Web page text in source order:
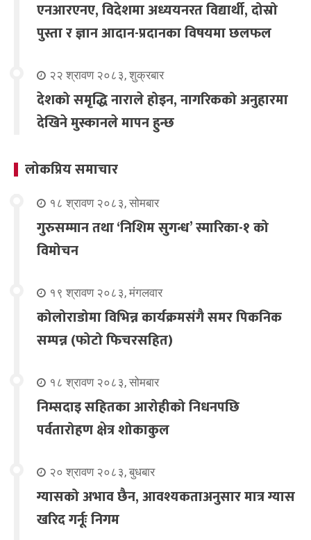
एनआरएनए, विदेशमा अध्ययनरत विद्यार्थी, दोस्रो
पुस्ता र ज्ञान आदान-प्रदानका विषयमा छलफल
२२ श्रावण २०८३, शुक्रबार
देशको समृद्धि नाराले होइन, नागरिकको अनुहारमा
देखिने मुस्कानले मापन हुन्छ
लोकप्रिय समाचार
१८ श्रावण २०८३, सोमबार
गुरुसम्मान तथा ‘निशिम सुगन्ध’ स्मारिका-१ को
विमोचन
१९ श्रावण २०८३, मंगलवार
कोलोराडोमा विभिन्न कार्यक्रमसंगै समर पिकनिक
सम्पन्न (फोटो फिचरसहित)
१८ श्रावण २०८३, सोमबार
निम्सदाइ सहितका आरोहीको निधनपछि
पर्वतारोहण क्षेत्र शोकाकुल
२० श्रावण २०८३, बुधबार
ग्यासको अभाव छैन, आवश्यकताअनुसार मात्र ग्यास
खरिद गर्नूः निगम